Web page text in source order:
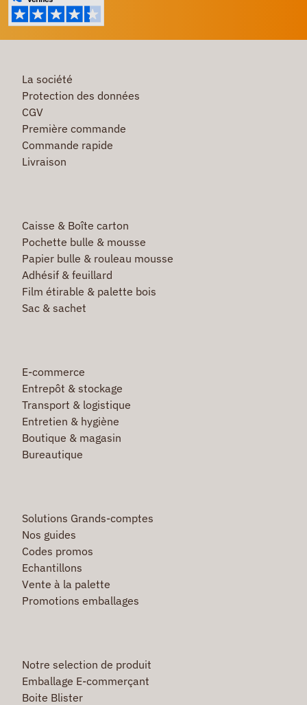
La société
Protection des données
CGV
Première commande
Commande rapide
Livraison
Caisse & Boîte carton
Pochette bulle & mousse
Papier bulle & rouleau mousse
Adhésif & feuillard
Film étirable & palette bois
Sac & sachet
E-commerce
Entrepôt & stockage
Transport & logistique
Entretien & hygiène
Boutique & magasin
Bureautique
Solutions Grands-comptes
Nos guides
Codes promos
Echantillons
Vente à la palette
Promotions emballages
Notre selection de produit
Emballage E-commerçant
Boite Blister